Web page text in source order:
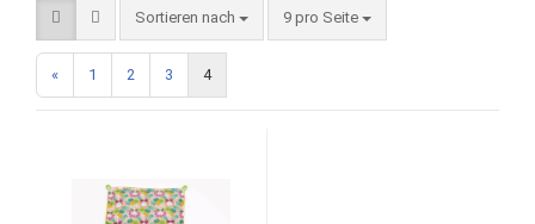
Sortieren nach 9 pro Seite
« 1 2 3 4